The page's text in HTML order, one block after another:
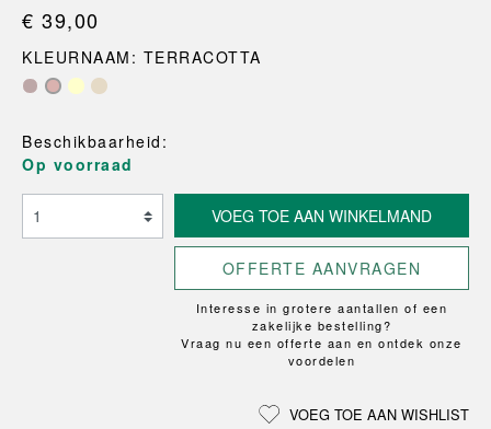
€ 39,00
KLEURNAAM: TERRACOTTA
Beschikbaarheid:
Op voorraad
VOEG TOE AAN WINKELMAND
OFFERTE AANVRAGEN
Interesse in grotere aantallen of een
zakelijke bestelling?
Vraag nu een offerte aan en ontdek onze
voordelen
VOEG TOE AAN WISHLIST